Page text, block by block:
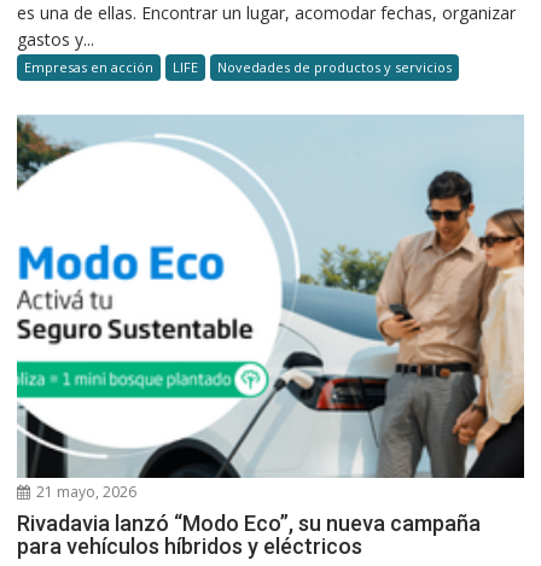
es una de ellas. Encontrar un lugar, acomodar fechas, organizar
gastos y...
Empresas en acción LIFE Novedades de productos y servicios
21 mayo, 2026
Rivadavia lanzó “Modo Eco”, su nueva campaña
para vehículos híbridos y eléctricos